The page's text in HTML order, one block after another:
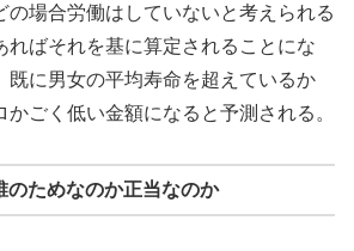
の場合労働はしていないと考えられる
ればそれを基に算定されることにな
既に男女の平均寿命を超えているか
かごく低い金額になると予測される。
のためなのか正当なのか